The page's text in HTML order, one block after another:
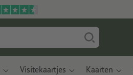
Visitekaartjes Kaarten